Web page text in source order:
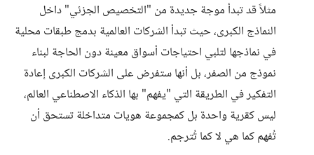
مثلاً قد تبدأ موجة جديدة من "التخصيص الجزئي" داخل
النماذج الكبرى، حيث تبدأ الشركات العالمية بدمج طبقات محلية
في نماذجها لتلبي احتياجات أسواق معينة دون الحاجة لبناء
نموذج من الصفر، بل أنها ستفرض على الشركات الكبرى إعادة
التفكير في الطريقة التي "يفهم" بها الذكاء الاصطناعي العالم،
ليس كقرية واحدة بل كمجموعة هويات متداخلة تستحق أن
تُفهم كما هي لا كما تُترجم.